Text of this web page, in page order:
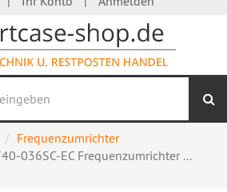
Frequenzumrichter
036SC-EC Frequenzumrichter ...